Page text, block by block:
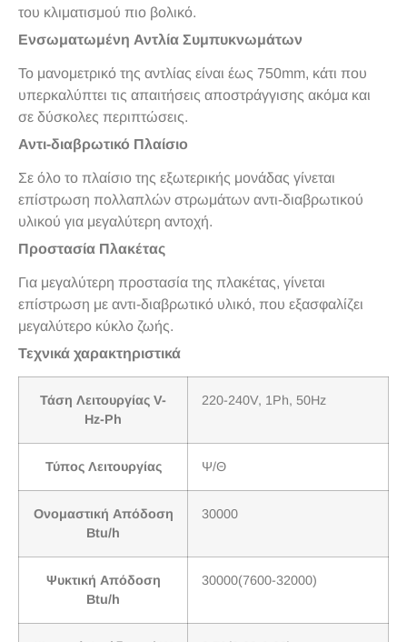
του κλιματισμού πιο βολικό.
Ενσωματωμένη Αντλία Συμπυκνωμάτων
Το μανομετρικό της αντλίας είναι έως 750mm, κάτι που
υπερκαλύπτει τις απαιτήσεις αποστράγγισης ακόμα και
σε δύσκολες περιπτώσεις.
Αντι-διαβρωτικό Πλαίσιο
Σε όλο το πλαίσιο της εξωτερικής μονάδας γίνεται
επίστρωση πολλαπλών στρωμάτων αντι-διαβρωτικού
υλικού για μεγαλύτερη αντοχή.
Προστασία Πλακέτας
Για μεγαλύτερη προστασία της πλακέτας, γίνεται
επίστρωση με αντι-διαβρωτικό υλικό, που εξασφαλίζει
μεγαλύτερο κύκλο ζωής.
Τεχνικά χαρακτηριστικά
Τάση Λειτουργίας V-
Hz-Ph
220-240V, 1Ph, 50Hz
Τύπος Λειτουργίας Ψ/Θ
Ονομαστική Απόδοση
Btu/h
30000
Ψυκτική Απόδοση
Btu/h
30000(7600-32000)